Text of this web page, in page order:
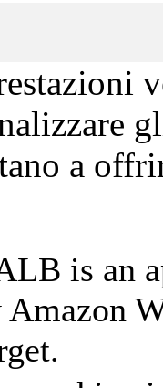
a
is an
Amazon